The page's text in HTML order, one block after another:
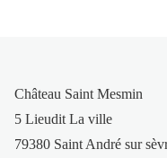
Château Saint Mesmin
5 Lieudit La ville
79380 Saint André sur